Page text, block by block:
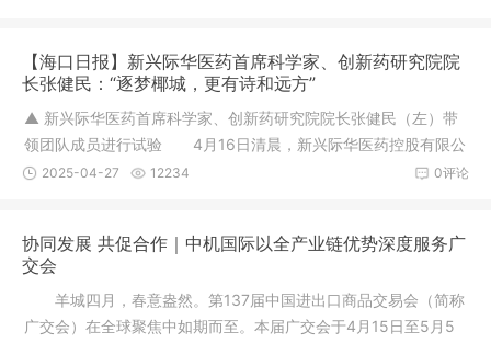
【海口日报】新兴际华医药首席科学家、创新药研究院院
长张健民：“逐梦椰城，更有诗和远方”
▲ 新兴际华医药首席科学家、创新药研究院院长张健民（左）带
领团队成员进行试验 4月16日清晨，新兴际华医药控股有限公
司创新
0评论
2025-04-27 12234
协同发展 共促合作｜中机国际以全产业链优势深度服务广
交会
羊城四月，春意盎然。第137届中国进出口商品交易会（简称
广交会）在全球聚焦中如期而至。本届广交会于4月15日至5月5